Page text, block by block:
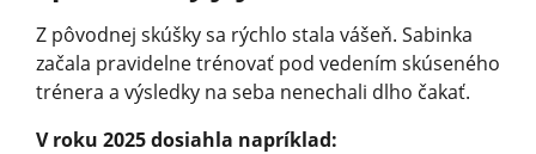
Z pôvodnej skúšky sa rýchlo stala vášeň. Sabinka
začala pravidelne trénovať pod vedením skúseného
trénera a výsledky na seba nenechali dlho čakať.
V roku 2025 dosiahla napríklad: